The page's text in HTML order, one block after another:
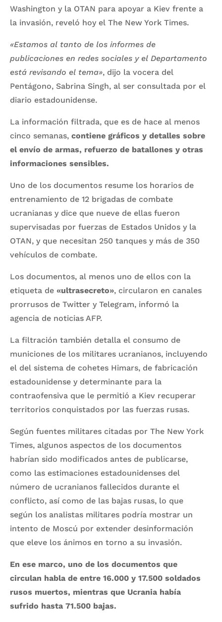
Washington y la OTAN para apoyar a Kiev frente a
la invasión, reveló hoy el The New York Times.
«Estamos al tanto de los informes de
publicaciones en redes sociales y el Departamento
está revisando el tema», dijo la vocera del
Pentágono, Sabrina Singh, al ser consultada por el
diario estadounidense.
La información filtrada, que es de hace al menos
cinco semanas, contiene gráficos y detalles sobre
el envío de armas, refuerzo de batallones y otras
informaciones sensibles.
Uno de los documentos resume los horarios de
entrenamiento de 12 brigadas de combate
ucranianas y dice que nueve de ellas fueron
supervisadas por fuerzas de Estados Unidos y la
OTAN, y que necesitan 250 tanques y más de 350
vehículos de combate.
Los documentos, al menos uno de ellos con la
etiqueta de «ultrasecreto», circularon en canales
prorrusos de Twitter y Telegram, informó la
agencia de noticias AFP.
La filtración también detalla el consumo de
municiones de los militares ucranianos, incluyendo
el del sistema de cohetes Himars, de fabricación
estadounidense y determinante para la
contraofensiva que le permitió a Kiev recuperar
territorios conquistados por las fuerzas rusas.
Según fuentes militares citadas por The New York
Times, algunos aspectos de los documentos
habrían sido modificados antes de publicarse,
como las estimaciones estadounidenses del
número de ucranianos fallecidos durante el
conflicto, así como de las bajas rusas, lo que
según los analistas militares podría mostrar un
intento de Moscú por extender desinformación
que eleve los ánimos en torno a su invasión.
En ese marco, uno de los documentos que
circulan habla de entre 16.000 y 17.500 soldados
rusos muertos, mientras que Ucrania había
sufrido hasta 71.500 bajas.